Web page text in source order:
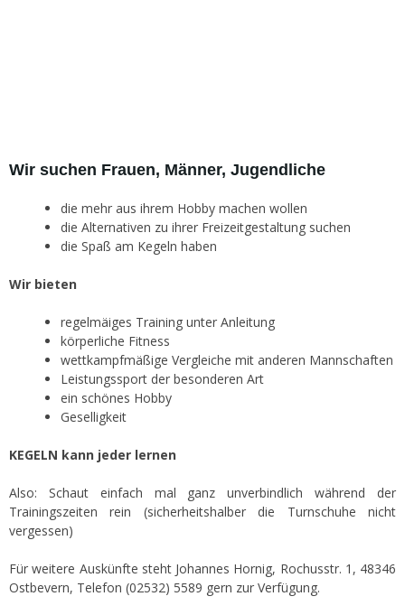
Wir suchen Frauen, Männer, Jugendliche
die mehr aus ihrem Hobby machen wollen
die Alternativen zu ihrer Freizeitgestaltung suchen
die Spaß am Kegeln haben
Wir bieten
regelmäiges Training unter Anleitung
körperliche Fitness
wettkampfmäßige Vergleiche mit anderen Mannschaften
Leistungssport der besonderen Art
ein schönes Hobby
Geselligkeit
KEGELN kann jeder lernen
Also: Schaut einfach mal ganz unverbindlich während der
Trainingszeiten rein (sicherheitshalber die Turnschuhe nicht
vergessen)
Für weitere Auskünfte steht Johannes Hornig, Rochusstr. 1, 48346
Ostbevern, Telefon (02532) 5589 gern zur Verfügung.